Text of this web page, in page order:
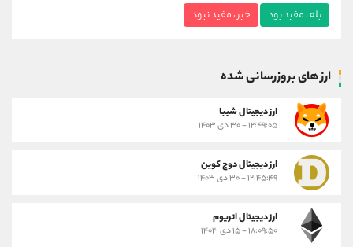
بله ، مفید بود خیر ، مفید نبود
ارز های بروزرسانی شده
ارز ديجيتال شیبا
۱۲:۴۹:۰۵ - ۳۰ دی ۱۴۰۳
ارز دیجیتال دوج کوین
۱۲:۴۵:۴۹ - ۳۰ دی ۱۴۰۳
ارز دیجیتال اتریوم
۱۸:۰۹:۵۰ - ۱۵ دی ۱۴۰۳